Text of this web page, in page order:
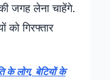
जगह लेना चाहेंगे.
को गिरफ्तार
के लोग, बेटियों के